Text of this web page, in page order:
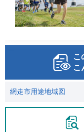
こ
こ
網走市用途地域図